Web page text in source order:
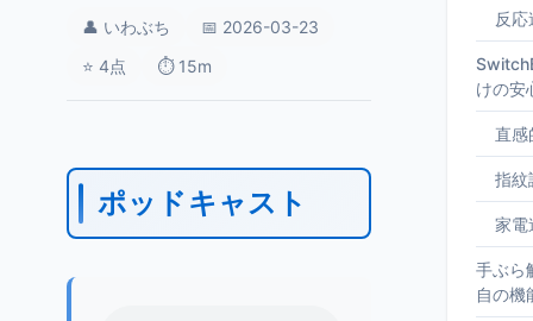
👤 いわぶち
📅 2026-03-23
⭐ 4点
⏱️ 15m
ポッドキャスト
反
けの安
直感
指紋
家電
手ぶら
自の機